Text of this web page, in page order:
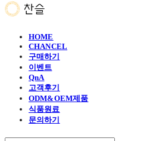
HOME
CHANCEL
구매하기
이벤트
QnA
고객후기
ODM&OEM제품
식품원료
문의하기